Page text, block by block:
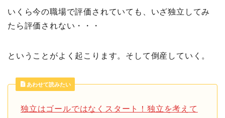
いくら今の職場で評価されていても、いざ独立してみ
たら評価されない・・・
ということがよく起こります。そして倒産していく。
あわせて読みたい
独立はゴールではなくスタート！独立を考えて